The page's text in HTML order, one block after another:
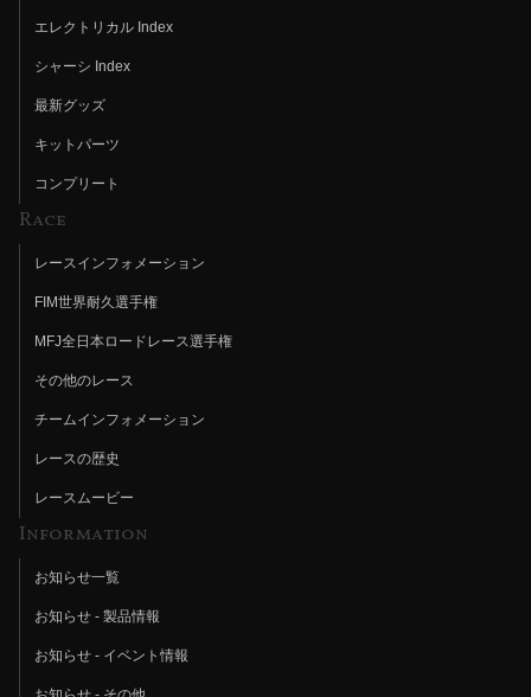
エレクトリカル Index
シャーシ Index
最新グッズ
キットパーツ
コンプリート
Race
レースインフォメーション
FIM世界耐久選手権
MFJ全日本ロードレース選手権
その他のレース
チームインフォメーション
レースの歴史
レースムービー
Information
お知らせ一覧
お知らせ - 製品情報
お知らせ - イベント情報